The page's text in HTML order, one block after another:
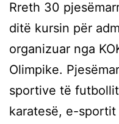
Rreth 30
ditë kursin për
organizuar nga
Olimpike.
sportive të
karatesë, e-